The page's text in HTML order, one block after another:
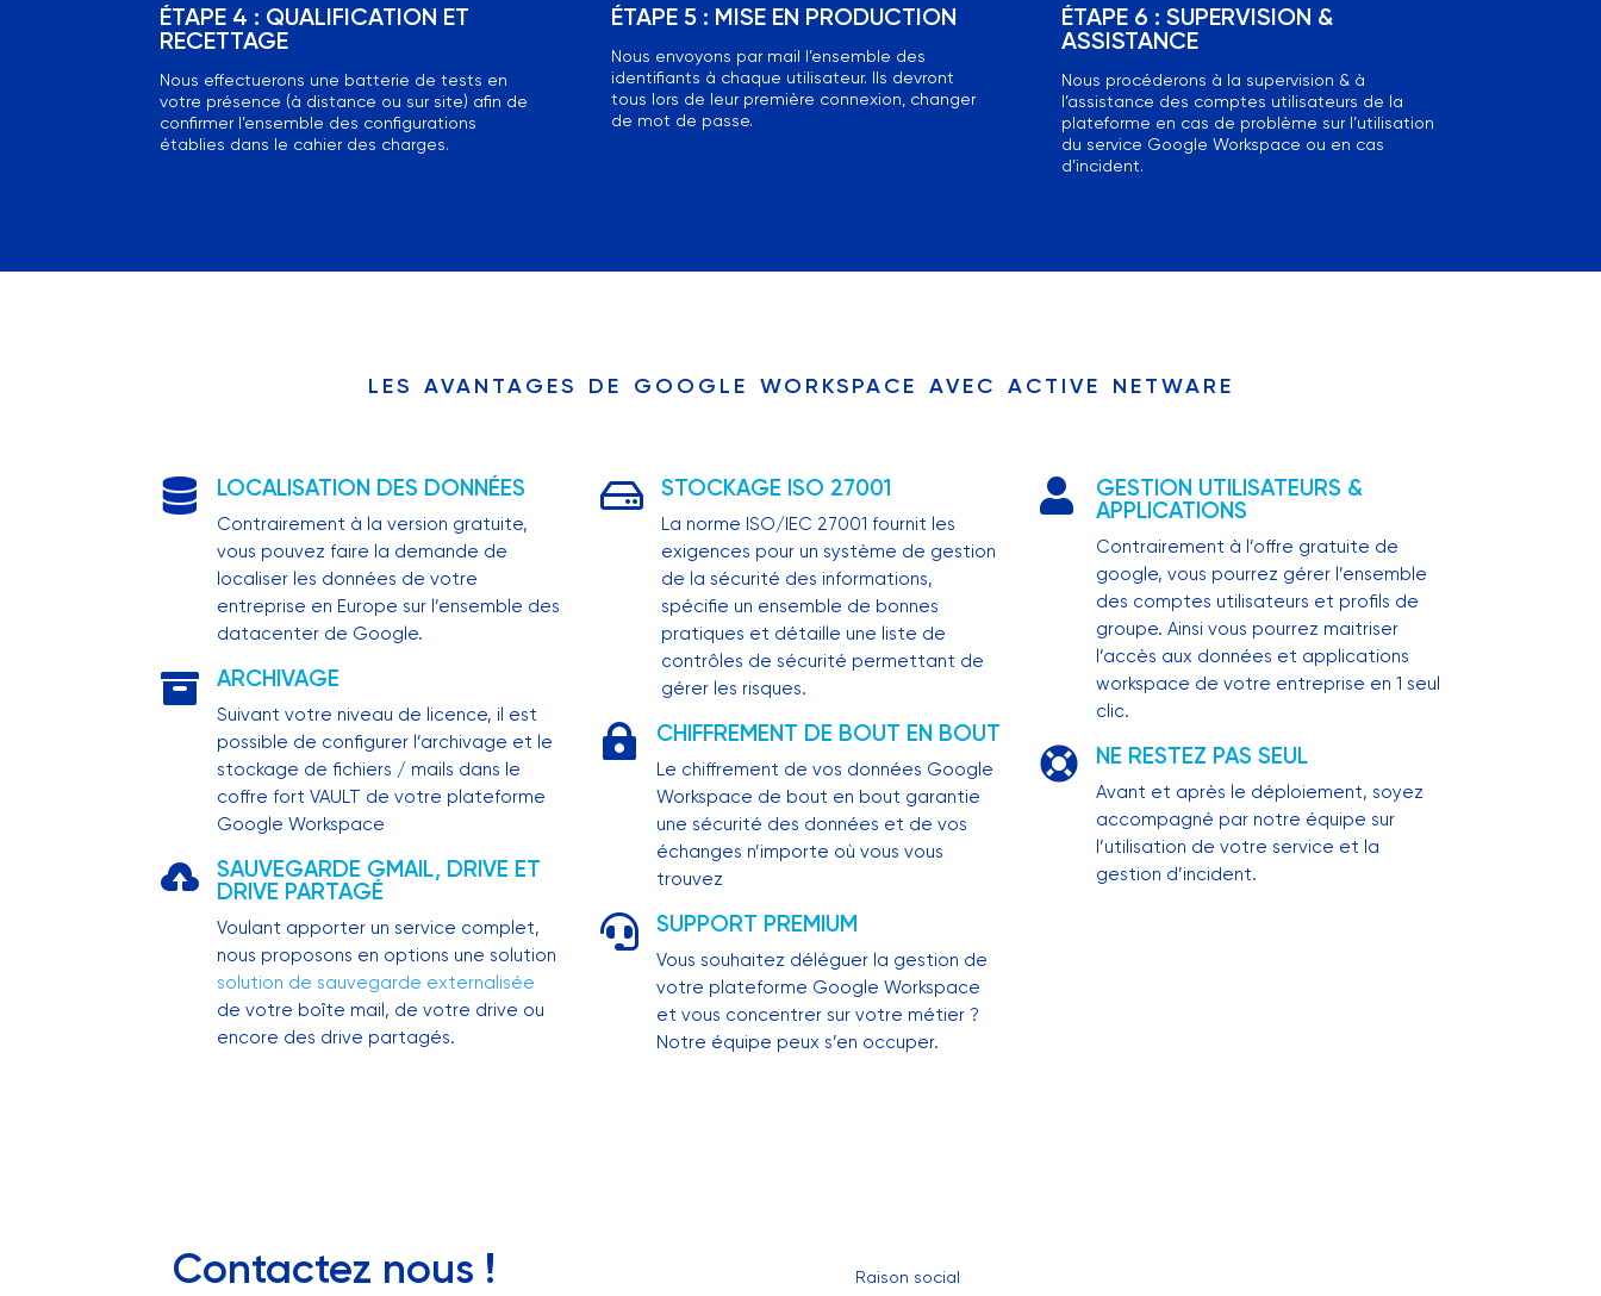
ÉTAPE 4 : QUALIFICATION ET
RECETTAGE
Nous effectuerons une batterie de tests en
votre présence (à distance ou sur site) afin de
confirmer l’ensemble des configurations
établies dans le cahier des charges.
ÉTAPE 5 : MISE EN PRODUCTION
Nous envoyons par mail l’ensemble des
identifiants à chaque utilisateur. Ils devront
tous lors de leur première connexion, changer
de mot de passe.
ÉTAPE 6 : SUPERVISION &
ASSISTANCE
Nous procéderons à la supervision & à
l’assistance des comptes utilisateurs de la
plateforme en cas de problème sur l’utilisation
du service Google Workspace ou en cas
d’incident.
les avantages de google workspace avec active netware
LOCALISATION DES DONNÉES
Contrairement à la version gratuite,
vous pouvez faire la demande de
localiser les données de votre
entreprise en Europe sur l’ensemble des
datacenter de Google.
 ARCHIVAGE
Suivant votre niveau de licence, il est
possible de configurer l’archivage et le
stockage de fichiers / mails dans le
coffre fort VAULT de votre plateforme
Google Workspace

SAUVEGARDE GMAIL, DRIVE ET
DRIVE PARTAGÉ
Voulant apporter un service complet,
nous proposons en options une solution
solution de sauvegarde externalisée
de votre boîte mail, de votre drive ou
encore des drive partagés.
 STOCKAGE ISO 27001
La norme ISO/IEC 27001 fournit les
exigences pour un système de gestion
de la sécurité des informations,
spécifie un ensemble de bonnes
pratiques et détaille une liste de
contrôles de sécurité permettant de
gérer les risques.
 CHIFFREMENT DE BOUT EN BOUT
Le chiffrement de vos données Google
Workspace de bout en bout garantie
une sécurité des données et de vos
échanges n’importe où vous vous
trouvez
 SUPPORT PREMIUM
Vous souhaitez déléguer la gestion de
votre plateforme Google Workspace
et vous concentrer sur votre métier ?
Notre équipe peux s’en occuper.

GESTION UTILISATEURS &
APPLICATIONS
Contrairement à l’offre gratuite de
google, vous pourrez gérer l’ensemble
des comptes utilisateurs et profils de
groupe. Ainsi vous pourrez maitriser
l’accès aux données et applications
workspace de votre entreprise en 1 seul
clic.
 NE RESTEZ PAS SEUL
Avant et après le déploiement, soyez
accompagné par notre équipe sur
l’utilisation de votre service et la
gestion d’incident.
Contactez nous !